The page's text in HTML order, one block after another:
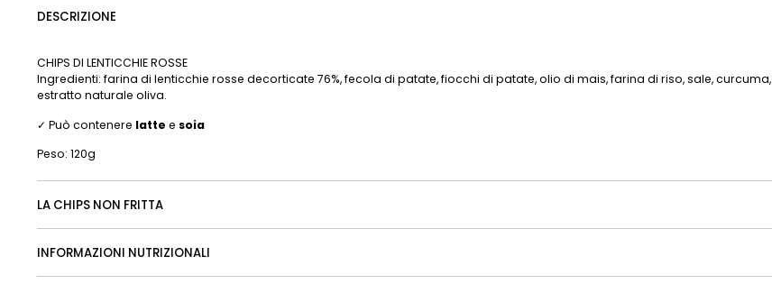
DESCRIZIONE
CHIPS DI LENTICCHIE ROSSE
Ingredienti: farina di lenticchie rosse decorticate 76%, fecola di patate, fiocchi di patate, olio di mais, farina di riso, sale, curcuma,
estratto naturale oliva.
✓ Può contenere latte esoia
Peso: 120g
LA CHIPS NON FRITTA
INFORMAZIONI NUTRIZIONALI